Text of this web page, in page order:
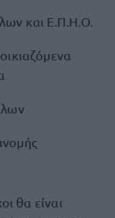
και Ε.Π.Η.Ο.
θα είναι